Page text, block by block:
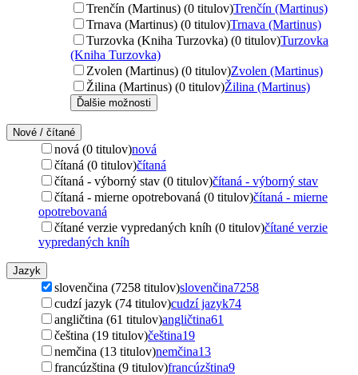
Trenčín (Martinus) (0 titulov)Trenčín (Martinus)
Trnava (Martinus) (0 titulov)Trnava (Martinus)
Turzovka (Kniha Turzovka) (0 titulov)Turzovka
(Kniha Turzovka)
Zvolen (Martinus) (0 titulov)Zvolen (Martinus)
Žilina (Martinus) (0 titulov)Žilina (Martinus)
Ďalšie možnosti
Nové / čítané
nová (0 titulov)nová
čítaná (0 titulov)čítaná
čítaná - výborný stav (0 titulov)čítaná - výborný stav
čítaná - mierne opotrebovaná (0 titulov)čítaná - mierne
opotrebovaná
čítané verzie vypredaných kníh (0 titulov)čítané verzie
vypredaných kníh
Jazyk
slovenčina (7258 titulov)slovenčina7258
cudzí jazyk (74 titulov)cudzí jazyk74
angličtina (61 titulov)angličtina61
čeština (19 titulov)čeština19
nemčina (13 titulov)nemčina13
francúzština (9 titulov)francúzština9